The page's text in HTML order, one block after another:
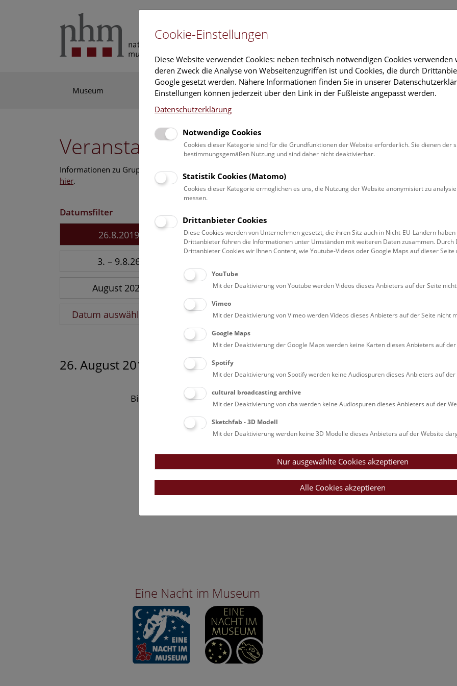
Museum Ausstellung Forschung Führungen & Aktivitäten Deck 50
Veranstaltungskalender
Informationen zu Gruppen,- Kindergarten- und Schulprogrammen finden Sie
hier.
Datumsfilter
26.8.2019
3. – 9.8.26
August 2026
Datum auswählen
Erwachsene (0)
Familien (0)
Führungen &
Kulinarik &
26. August 2019
Bisher keine Ergebnisse. Dienstags ist das NHM Wien in der Regel geschlossen.
Eine Nacht im Museum
Cookie-Einstellungen
Diese Website verwendet Cookies: neben technisch notwendigen Cookies verwenden
deren Zweck die Analyse von Webseitenzugriffen ist und Cookies, die durch
Google gesetzt werden. Nähere Informationen finden Sie in unserer
Einstellungen können jederzeit über den Link in der Fußleiste angepasst werden.
Datenschutzerklärung
Notwendige Cookies
Cookies dieser Kategorie sind für die Grundfunktionen der Website erforderlich. Sie dienen der
bestimmungsgemäßen Nutzung und sind daher nicht deaktivierbar.
Statistik Cookies (Matomo)
Cookies dieser Kategorie ermöglichen es uns, die Nutzung der Website anonymisiert zu
messen.
Drittanbieter Cookies
Diese Cookies werden von Unternehmen gesetzt, die ihren Sitz auch in Nicht-EU-Ländern haben
Drittanbieter führen die Informationen unter Umständen mit weiteren Daten zusammen. Durch
Drittanbieter Cookies wir Ihnen Content, wie Youtube-Videos oder Google Maps auf dieser
YouTube
Mit der Deaktivierung von Youtube werden Videos dieses Anbieters auf der Seite
Vimeo
Mit der Deaktivierung von Vimeo werden Videos dieses Anbieters auf der Seite nicht
Google Maps
Mit der Deaktivierung der Google Maps werden keine Karten dieses Anbieters auf
Spotify
Mit der Deaktivierung von Spotify werden keine Audiospuren dieses Anbieters auf
cultural broadcasting archive
Mit der Deaktivierung von cba werden keine Audiospuren dieses Anbieters auf der
Sketchfab - 3D Modell
Mit der Deaktivierung werden keine 3D Modelle dieses Anbieters auf der Website
Nur ausgewählte Cookies akzeptieren
Alle Cookies akzeptieren